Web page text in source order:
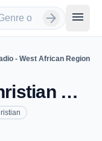
arrow_forward menu
- West African Region
Testimony Christian Radio - West African Region - Lagos